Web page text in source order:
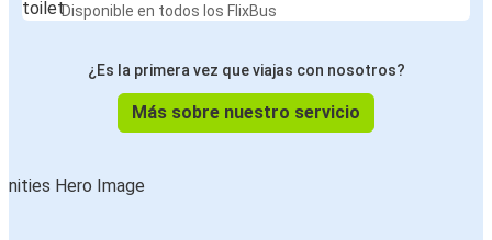
Disponible en todos los FlixBus
¿Es la primera vez que viajas con nosotros?
Más sobre nuestro servicio